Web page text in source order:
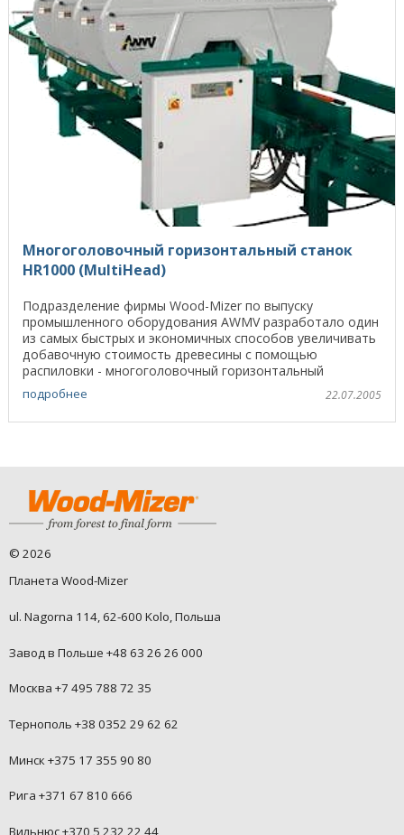
Многоголовочный горизонтальный станок
HR1000 (MultiHead)
Подразделение фирмы Wood-Mizer по выпуску
промышленного оборудования AWMV разработало один
из самых быстрых и экономичных способов увеличивать
добавочную стоимость древесины с помощью
распиловки - многоголовочный горизонтальный
ленточнопильный ...
подробнее 22.07.2005
© 2026
Планета Wood-Mizer
ul. Nagorna 114, 62-600 Kolo, Польша
Завод в Польше +48 63 26 26 000
Москва +7 495 788 72 35
Тернополь +38 0352 29 62 62
Минск +375 17 355 90 80
Рига +371 67 810 666
Вильнюс +370 5 232 22 44